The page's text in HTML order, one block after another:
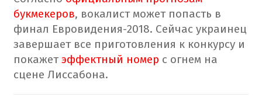
букмекеров, вокалист может попасть в
финал Евровидения-2018. Сейчас украинец
завершает все приготовления к конкурсу и
покажетэффектный номер с огнем на
сцене Лиссабона.